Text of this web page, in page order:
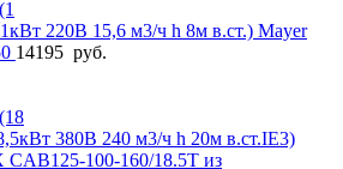
220B 15,6 м3/ч h 8м в.ст.) Mayer
14195 руб.
380B 240 м3/ч h 20м в.ст.IE3)
CAB125-100-160/18.5T из